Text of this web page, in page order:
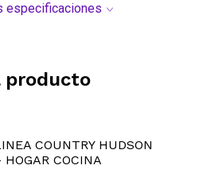
especificaciones
producto
COUNTRY HUDSON
COCINA